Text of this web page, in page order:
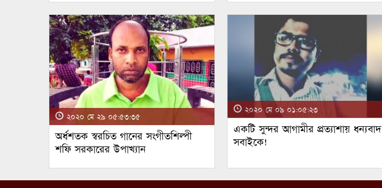
২০২০ মে ২৯ ০৫:৫৩:৩৫
অর্ধশতক স্বরচিত গানের সংগীতশিল্পী
শফি সরকারের উপাখ্যান
২০২০ মে ০৯ ০১:০৫:২৩
একটি সুন্দর আগামীর প্রত্যাশায় ধন্যবাদ
সবাইকে!